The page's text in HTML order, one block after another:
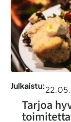
Julkaistu:
Tarjoa